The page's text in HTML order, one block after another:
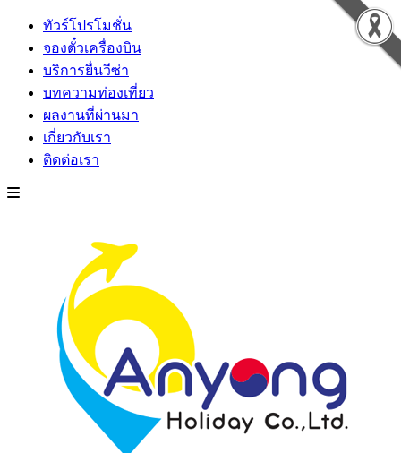
ทัวร์โปรโมชั่น
จองตั๋วเครื่องบิน
บริการยื่นวีซ่า
บทความท่องเที่ยว
ผลงานที่ผ่านมา
เกี่ยวกับเรา
ติดต่อเรา